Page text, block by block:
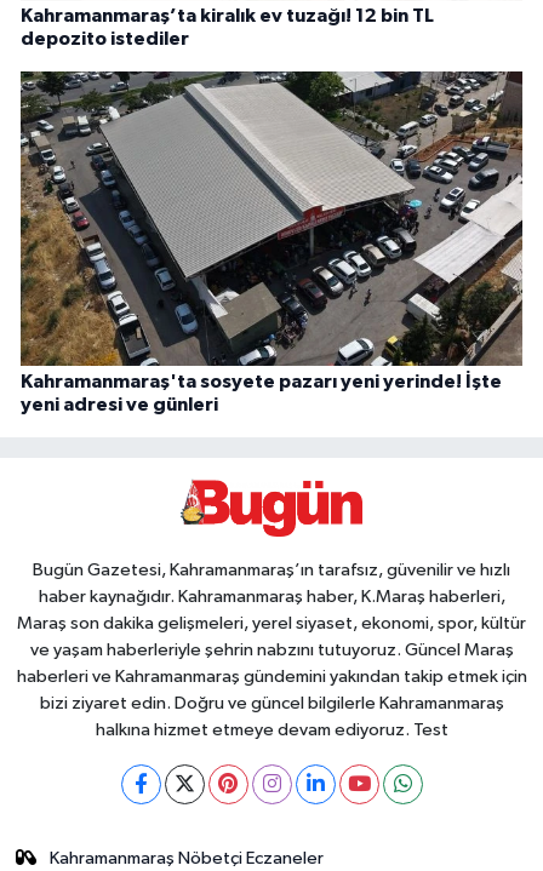
Kahramanmaraş’ta kiralık ev tuzağı! 12 bin TL
depozito istediler
Kahramanmaraş'ta sosyete pazarı yeni yerinde! İşte
yeni adresi ve günleri
Bugün Gazetesi, Kahramanmaraş’ın tarafsız, güvenilir ve hızlı
haber kaynağıdır. Kahramanmaraş haber, K.Maraş haberleri,
Maraş son dakika gelişmeleri, yerel siyaset, ekonomi, spor, kültür
ve yaşam haberleriyle şehrin nabzını tutuyoruz. Güncel Maraş
haberleri ve Kahramanmaraş gündemini yakından takip etmek için
bizi ziyaret edin. Doğru ve güncel bilgilerle Kahramanmaraş
halkına hizmet etmeye devam ediyoruz. Test
Kahramanmaraş Nöbetçi Eczaneler